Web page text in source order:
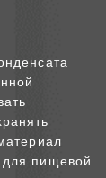
для пищевой